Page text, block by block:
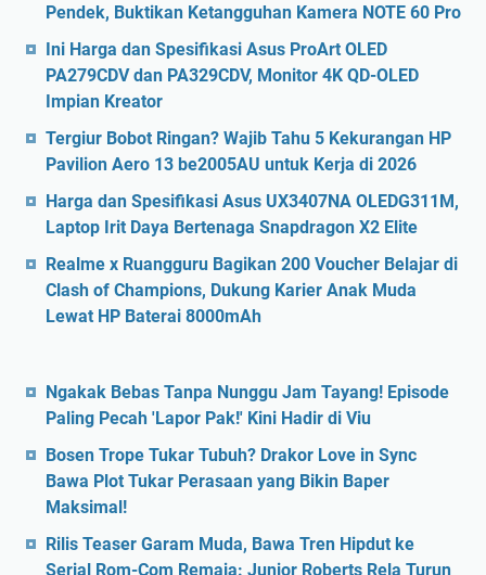
Pendek, Buktikan Ketangguhan Kamera NOTE 60 Pro
Ini Harga dan Spesifikasi Asus ProArt OLED
PA279CDV dan PA329CDV, Monitor 4K QD-OLED
Impian Kreator
Tergiur Bobot Ringan? Wajib Tahu 5 Kekurangan HP
Pavilion Aero 13 be2005AU untuk Kerja di 2026
Harga dan Spesifikasi Asus UX3407NA OLEDG311M,
Laptop Irit Daya Bertenaga Snapdragon X2 Elite
Realme x Ruangguru Bagikan 200 Voucher Belajar di
Clash of Champions, Dukung Karier Anak Muda
Lewat HP Baterai 8000mAh
Ngakak Bebas Tanpa Nunggu Jam Tayang! Episode
Paling Pecah 'Lapor Pak!' Kini Hadir di Viu
Bosen Trope Tukar Tubuh? Drakor Love in Sync
Bawa Plot Tukar Perasaan yang Bikin Baper
Maksimal!
Rilis Teaser Garam Muda, Bawa Tren Hipdut ke
Serial Rom-Com Remaja: Junior Roberts Rela Turun